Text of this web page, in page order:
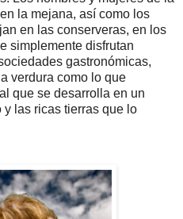
la mejana, así como los
en las conserveras, en los
simplemente disfrutan
gastronómicas,
verdura como lo que
que se desarrolla en un
las ricas tierras que lo